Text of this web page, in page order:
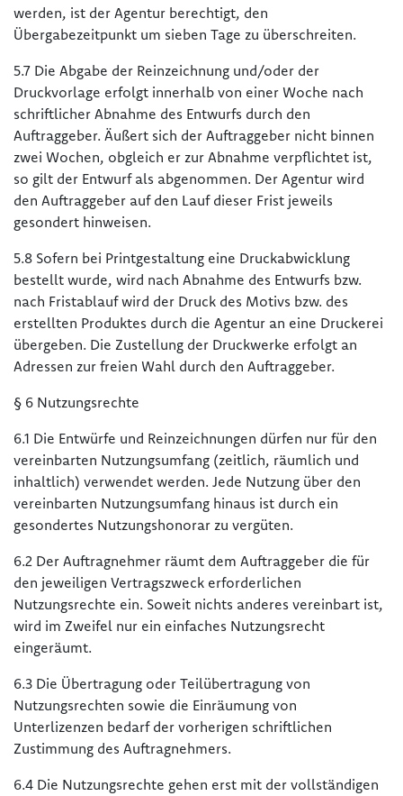
werden, ist der Agentur berechtigt, den
Übergabezeitpunkt um sieben Tage zu überschreiten.
5.7 Die Abgabe der Reinzeichnung und/oder der
Druckvorlage erfolgt innerhalb von einer Woche nach
schriftlicher Abnahme des Entwurfs durch den
Auftraggeber. Äußert sich der Auftraggeber nicht binnen
zwei Wochen, obgleich er zur Abnahme verpflichtet ist,
so gilt der Entwurf als abgenommen. Der Agentur wird
den Auftraggeber auf den Lauf dieser Frist jeweils
gesondert hinweisen.
5.8 Sofern bei Printgestaltung eine Druckabwicklung
bestellt wurde, wird nach Abnahme des Entwurfs bzw.
nach Fristablauf wird der Druck des Motivs bzw. des
erstellten Produktes durch die Agentur an eine Druckerei
übergeben. Die Zustellung der Druckwerke erfolgt an
Adressen zur freien Wahl durch den Auftraggeber.
§ 6 Nutzungsrechte
6.1 Die Entwürfe und Reinzeichnungen dürfen nur für den
vereinbarten Nutzungsumfang (zeitlich, räumlich und
inhaltlich) verwendet werden. Jede Nutzung über den
vereinbarten Nutzungsumfang hinaus ist durch ein
gesondertes Nutzungshonorar zu vergüten.
6.2 Der Auftragnehmer räumt dem Auftraggeber die für
den jeweiligen Vertragszweck erforderlichen
Nutzungsrechte ein. Soweit nichts anderes vereinbart ist,
wird im Zweifel nur ein einfaches Nutzungsrecht
eingeräumt.
6.3 Die Übertragung oder Teilübertragung von
Nutzungsrechten sowie die Einräumung von
Unterlizenzen bedarf der vorherigen schriftlichen
Zustimmung des Auftragnehmers.
6.4 Die Nutzungsrechte gehen erst mit der vollständigen